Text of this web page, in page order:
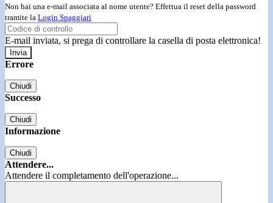
Non hai una e-mail associata al nome utente? Effettua il reset della password
tramite la Login Spaggiari
E-mail inviata, si prega di controllare la casella di posta elettronica!
Errore
Chiudi
Successo
Chiudi
Informazione
Chiudi
Attendere...
Attendere il completamento dell'operazione...